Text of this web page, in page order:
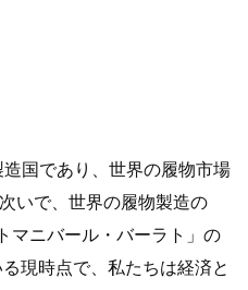
国であり、世界の履物市場
いで、世界の履物製造の
マニバール・バーラト」の
現時点で、私たちは経済と